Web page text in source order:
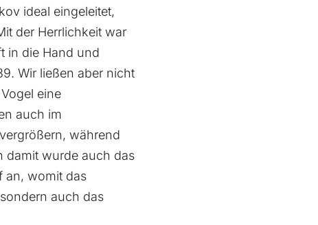
ideal eingeleitet,
der Herrlichkeit war
in die Hand und
Wir ließen aber nicht
eine
auch im
während
damit wurde auch das
an, womit das
auch das